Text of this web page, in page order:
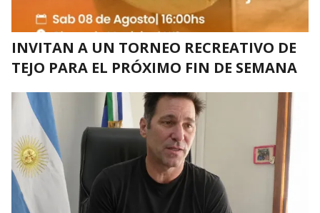
INVITAN A UN TORNEO RECREATIVO DE
TEJO PARA EL PRÓXIMO FIN DE SEMANA